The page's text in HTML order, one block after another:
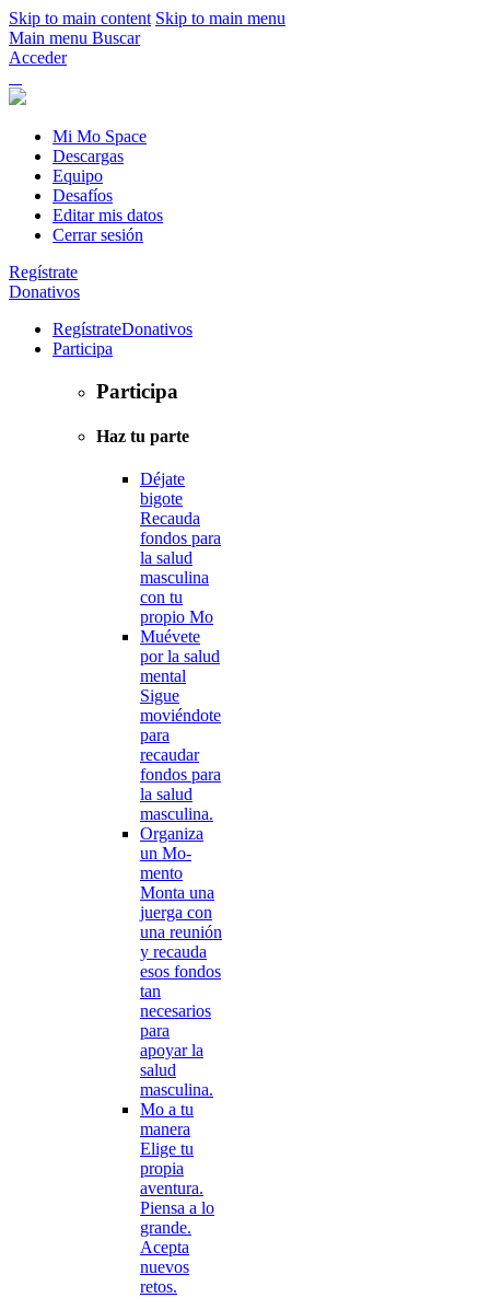
Skip to main content Skip to main menu
Main menu Buscar
Acceder
Mi Mo Space
Descargas
Equipo
Desafíos
Editar mis datos
Cerrar sesión
Regístrate
Donativos
RegístrateDonativos
Participa
Participa
Haz tu parte
Déjate
bigote
Recauda
fondos para
la salud
masculina
con tu
propio Mo
Muévete
por la salud
mental
Sigue
moviéndote
para
recaudar
fondos para
la salud
masculina.
Organiza
un Mo-
mento
Monta una
juerga con
una reunión
y recauda
esos fondos
tan
necesarios
para
apoyar la
salud
masculina.
Mo a tu
manera
Elige tu
propia
aventura.
Piensa a lo
grande.
Acepta
nuevos
retos.